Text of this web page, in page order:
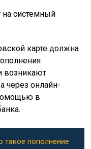
на системный
карте должна
возникают
через онлайн-
в
такое пополнение